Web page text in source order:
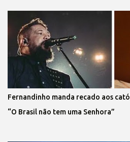
Fernandinho manda recado aos
“O Brasil não tem uma Senhora”